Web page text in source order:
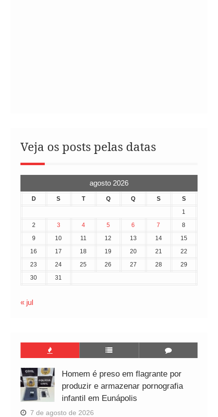
Veja os posts pelas datas
agosto 2026
D S T Q Q S
S
1
2
3 4 5 6 7
8
9
10 11 12 13 14
15
16
17 18 19 20 21
22
23
24 25 26 27 28
29
30
31
« jul
Homem é preso em flagrante por
produzir e armazenar pornografia
infantil em Eunápolis
7 de agosto de 2026